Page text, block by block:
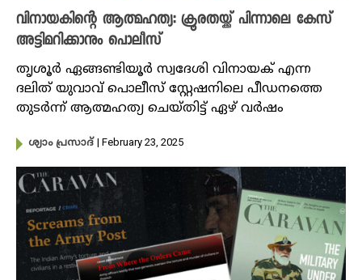
വിനായകിന്റെ ആത്മഹത്യ: ക്രൂരതയ്ക്ക് പിന്നാലെ കേസ്
അട്ടിമറിക്കാനും പൊലീസ്
തൃശൂർ ഏങ്ങണ്ടിയൂർ സ്വദേശി വിനായക് എന്ന
ദലിത് യുവാവ് പൊലീസ് സ്റ്റേഷനിലെ പീഡനത്തെ
തുടർന്ന് ആത്മഹത്യ ചെയ്തിട്ട് ഏഴ് വർഷം
ശ്യാം പ്രസാദ് | February 23, 2025